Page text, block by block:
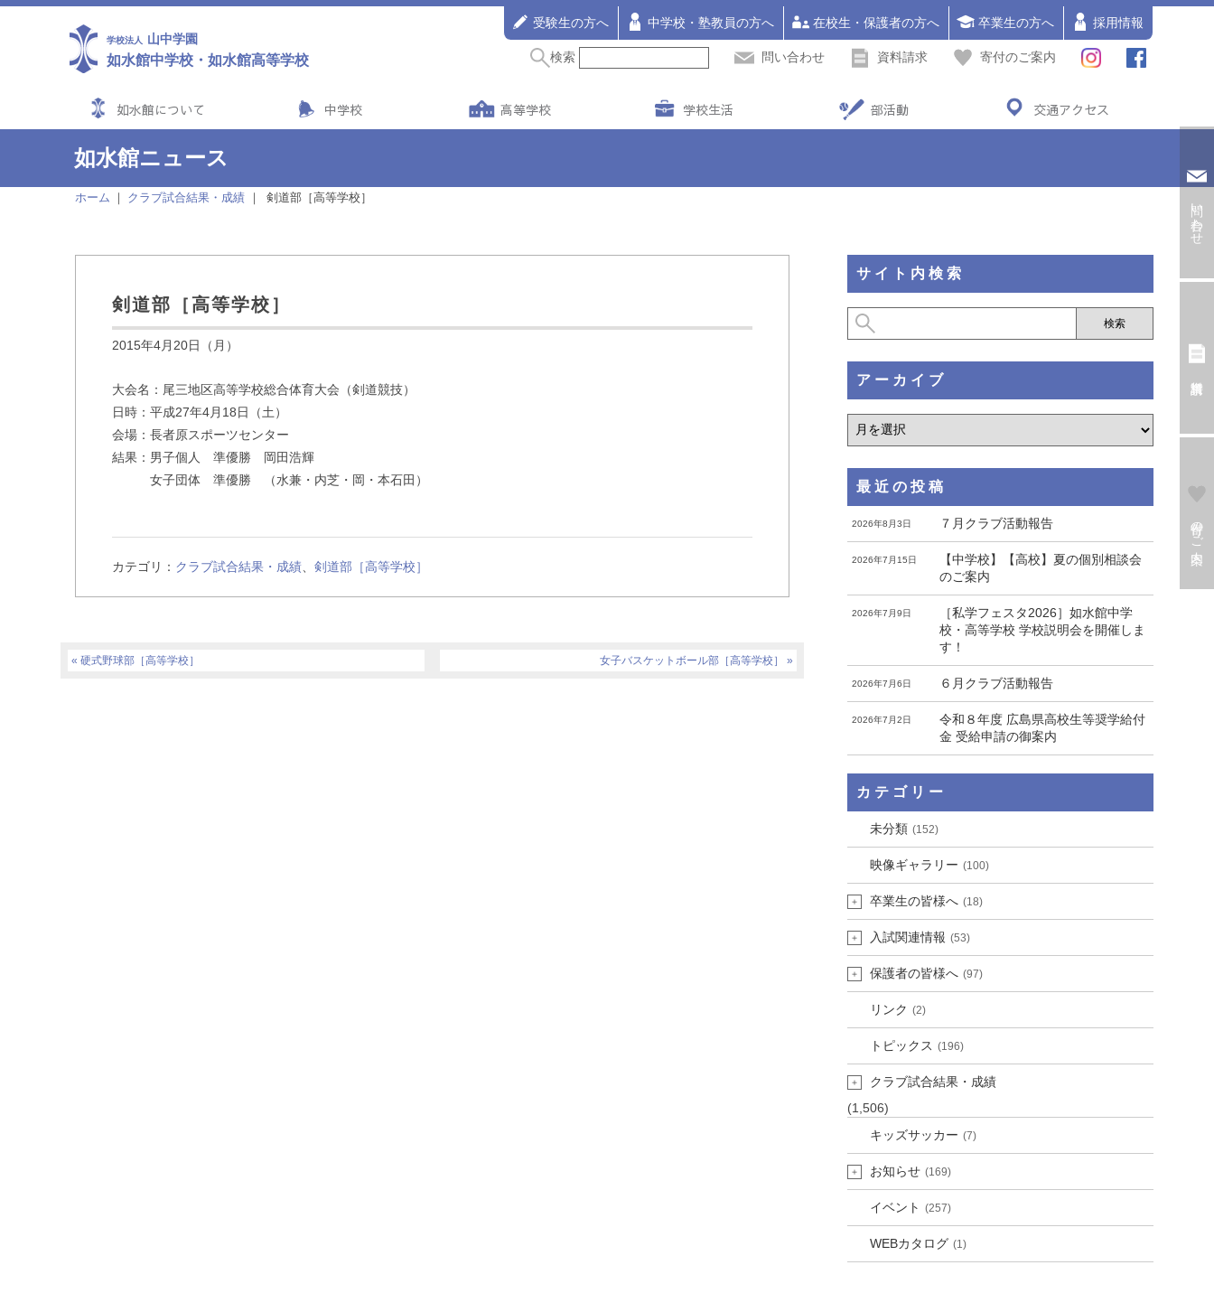
学校法人 山中学園
如水館中学校 ・如水館高等学校 検索 問い合わせ 資料請求 寄付のご案内
受験生の方へ 中学校・塾教員の方へ 在校生・保護者の方へ 卒業生の方へ 採用情報
如水館について 中学校 高等学校 学校生活 部活動 交通アクセス
問い合わせ
寄付のご案内
如水館ニュース
ホーム クラブ試合結果・成績 剣道部［高等学校］
剣道部［高等学校］
2015年4月20日（月）
大会名：尾三地区高等学校総合体育大会（剣道競技）
日時：平成27年4月18日（土）
会場：長者原スポーツセンター
結果：男子個人 準優勝 岡田浩輝
女子団体 準優勝 （水兼・内芝・岡・本石田）
カテゴリ： クラブ試合結果・成績 、剣道部［高等学校］
硬式野球部［高等学校］ 女子バスケットボール部［高等学校］
サイト内検索
アーカイブ
最近の投稿
７月クラブ活動報告
2026年8月3日
【中学校】【高校】夏の個別相談会
のご案内
2026年7月15日
［私学フェスタ2026］如水館中学
校・高等学校 学校説明会を開催しま
す！
2026年7月9日
６月クラブ活動報告
2026年7月6日
令和８年度 広島県高校生等奨学給付
金 受給申請の御案内
2026年7月2日
カテゴリー
未分類 (152)
映像ギャラリー (100)
卒業生の皆様へ (18)
入試関連情報 (53)
保護者の皆様へ (97)
リンク (2)
トピックス (196)
クラブ試合結果・成績
(1,506)
キッズサッカー (7)
お知らせ (169)
イベント (257)
WEBカタログ (1)